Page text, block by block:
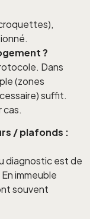
?
Dans
(zones
suffit.
cas.
/ plafonds :
diagnostic est de
immeuble
souvent